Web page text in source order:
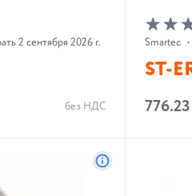
2 сентября 2026 г.
без НДС
Smartec •
ST-